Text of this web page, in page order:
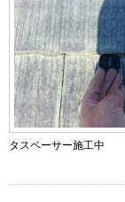
タスペーサー施工中